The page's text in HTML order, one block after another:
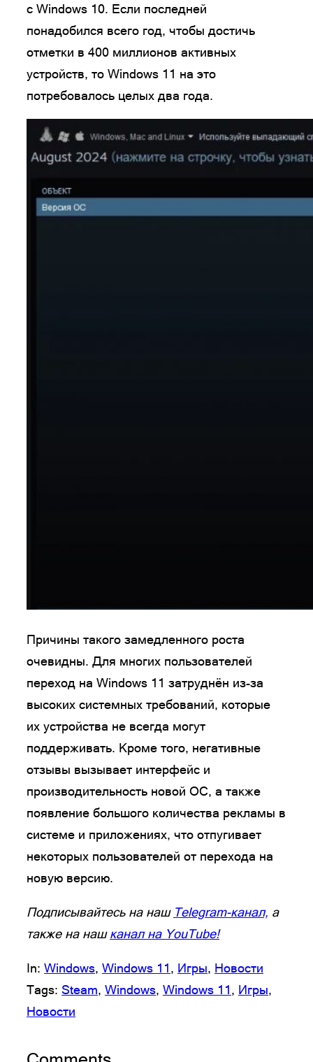
с Windows 10. Если последней
понадобился всего год, чтобы достичь
отметки в 400 миллионов активных
устройств, то Windows 11 на это
потребовалось целых два года.
Причины такого замедленного роста
очевидны. Для многих пользователей
переход на Windows 11 затруднён из-за
высоких системных требований, которые
их устройства не всегда могут
поддерживать. Кроме того, негативные
отзывы вызывает интерфейс и
производительность новой ОС, а также
появление большого количества рекламы в
системе и приложениях, что отпугивает
некоторых пользователей от перехода на
новую версию.
Подписывайтесь на наш Telegram-канал, а
также на нашканал на YouTube!
In: Windows, Windows 11, Игры, Новости
Tags: Steam, Windows, Windows 11, Игры
Новости